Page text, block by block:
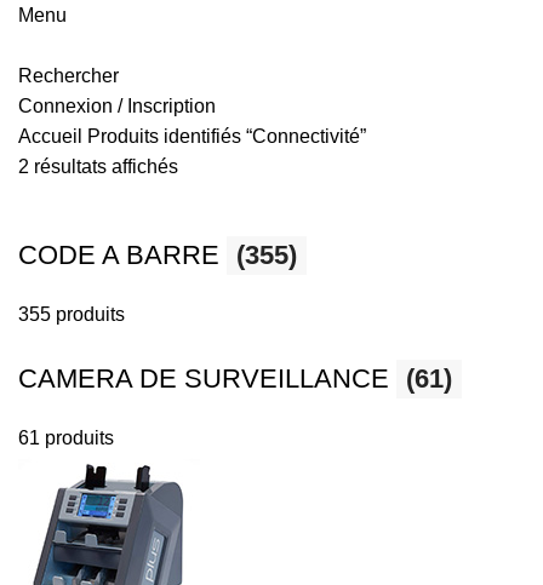
Menu
Rechercher
Connexion / Inscription
Accueil
Produits identifiés “Connectivité”
2 résultats affichésTrié
récent
CODE A BARRE (355)
355 produits
CAMERA DE SURVEILLANCE (61)
61 produits